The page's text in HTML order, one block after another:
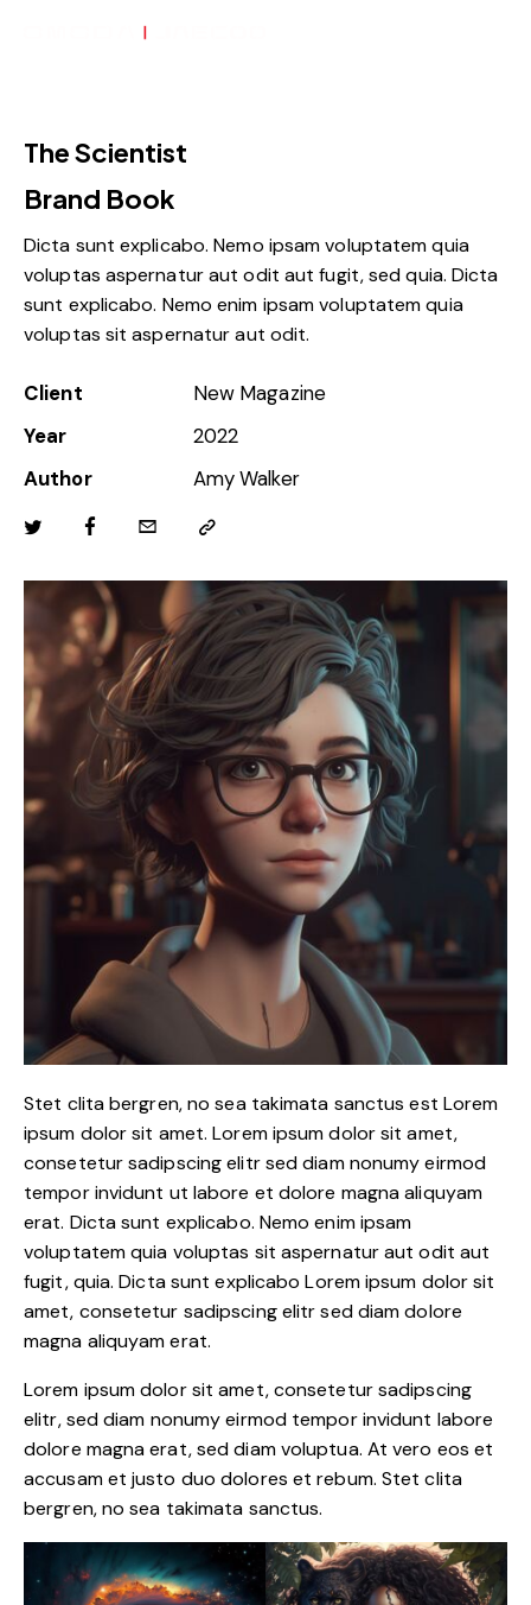
The Scientist
Brand Book
Dicta sunt explicabo. Nemo ipsam voluptatem quia
voluptas aspernatur aut odit aut fugit, sed quia. Dicta
sunt explicabo. Nemo enim ipsam voluptatem quia
voluptas sit aspernatur aut odit.
Client
New Magazine
Year
2022
Author
Amy Walker
Stet clita bergren, no sea takimata sanctus est Lorem
ipsum dolor sit amet. Lorem ipsum dolor sit amet,
consetetur sadipscing elitr sed diam nonumy eirmod
tempor invidunt ut labore et dolore magna aliquyam
erat. Dicta sunt explicabo. Nemo enim ipsam
voluptatem quia voluptas sit aspernatur aut odit aut
fugit, quia. Dicta sunt explicabo Lorem ipsum dolor sit
amet, consetetur sadipscing elitr sed diam dolore
magna aliquyam erat.
Lorem ipsum dolor sit amet, consetetur sadipscing
elitr, sed diam nonumy eirmod tempor invidunt labore
dolore magna erat, sed diam voluptua. At vero eos et
accusam et justo duo dolores et rebum. Stet clita
bergren, no sea takimata sanctus.